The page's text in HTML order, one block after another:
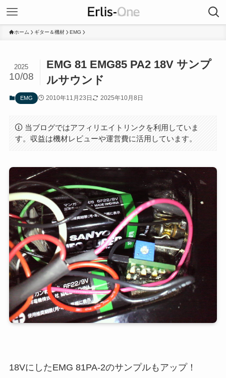
ホーム ギター＆機材 EMG
EMG 81 EMG85 PA2 18V サンプ
ルサウンド
2025
10/08
EMG 2010年11月23日 2025年10月8日
当ブログではアフィリエイトリンクを利用していま
す。収益は機材レビューや運営費に活用しています。
18VにしたEMG 81PA-2のサンプルもアップ！